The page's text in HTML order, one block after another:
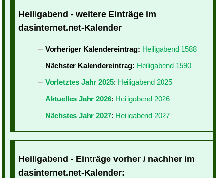
Heiligabend - weitere Einträge im
dasinternet.net-Kalender
Vorheriger Kalendereintrag: Heiligabend 1588
Nächster Kalendereintrag: Heiligabend 1590
Vorletztes Jahr 2025: Heiligabend 2025
Aktuelles Jahr 2026: Heiligabend 2026
Nächstes Jahr 2027: Heiligabend 2027
Heiligabend - Einträge vorher / nachher im
dasinternet.net-Kalender: